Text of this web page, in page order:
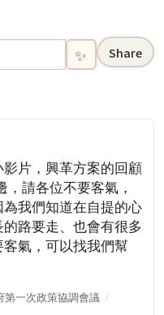
✨ Share
片，興革方案的回顧
，請各位不要客氣，
我們知道在自提的心
路要走、也會有很多
氣，可以找我們幫
第一次政策協調會議